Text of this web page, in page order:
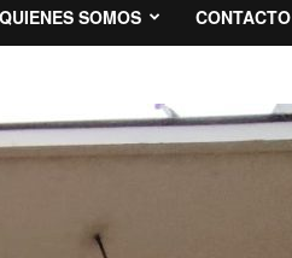
QUIENES SOMOS CONTACTO